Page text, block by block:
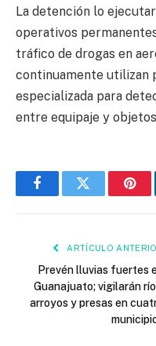
La detención lo
operativos
tráfico de drogas en
continuamente utilizan
especializada para
entre equipaje y
FacebookTwitter
ARTÍCULO
Prevén lluvias fuertes
Guanajuato; vigilarán
arroyos y presas en